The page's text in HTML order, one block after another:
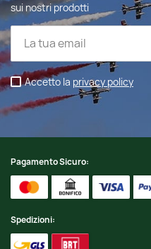
sui nostri prodotti
Accetto la privacy policy
Pagamento Sicuro:
Spedizioni: